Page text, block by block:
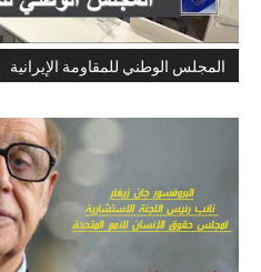
المجلس الوطني للمقاومة الإيرانية